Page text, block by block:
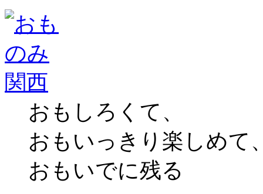
おもしろくて、
おもいっきり楽しめて
おもいでに残る